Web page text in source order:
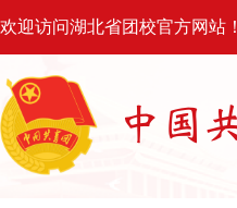
欢迎访问湖北省团校官方网站！